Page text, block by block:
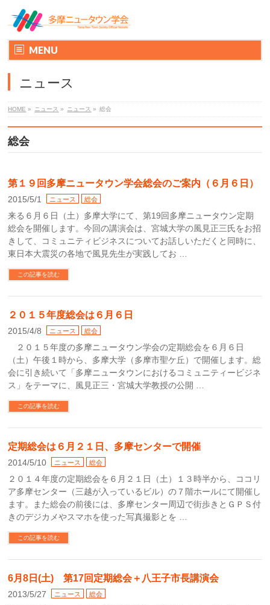
MENU
ニュース
HOME » ニュース » ニュース » 総会
総会
第１９回多摩ニュータウン学会総会のご案内（６月６日）
2015/5/1 ニュース 総会
来る６月６日（土）多摩大学にて、第19回多摩ニュータウン定期
総会を開催します。今回の講演会は、宮城大学の風見正三氏をお招
きして、コミュニティビジネスについてお話しいただくと同時に、
東日本大震災の各地で風見先生が実践してお …
この記事を読む
２０１５年度総会は６月６日
2015/4/8 ニュース 総会
２０１５年度の多摩ニュータウン学会の定期総会を６月６日
（土）午後１時から、多摩大学（多摩市聖ケ丘）で開催します。総
会に引き続いて「多摩ニュータウンにおけるコミュニティービジネ
ス」をテーマに、風見正三・宮城大学教授の公開 …
この記事を読む
定期総会は６月２１日、多摩センターで開催
2014/5/10 ニュース 総会
２０１４年度の定期総会を６月２１日（土）１３時半から、ココリ
ア多摩センター（三越が入っているビル）の７階ホールにて開催し
ます。また総会の前後には、多摩センター周辺で街歩きとＧＰＳ付
きのデジカメやスマホを使った写真撮影とを …
この記事を読む
6月8日(土) 第17回定期総会＋八王子市長講演会
2013/5/27 ニュース 総会